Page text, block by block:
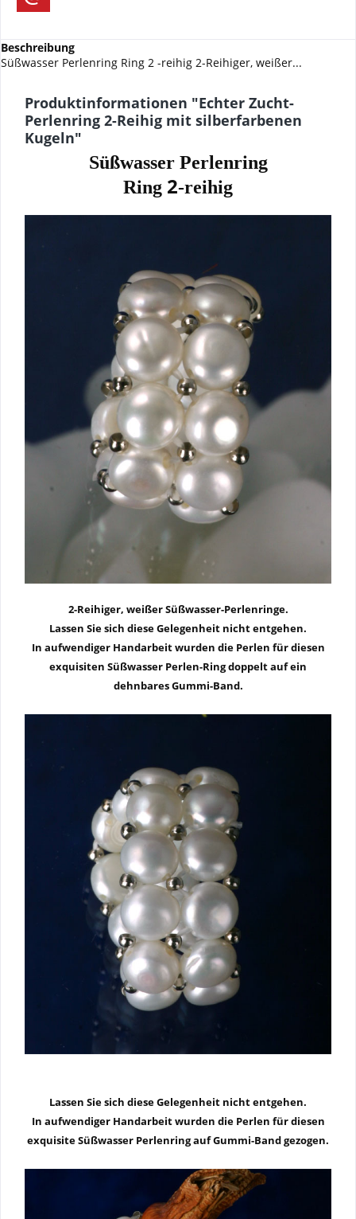
Beschreibung
Süßwasser Perlenring Ring 2 -reihig 2-Reihiger, weißer...
Produktinformationen "Echter Zucht-
Perlenring 2-Reihig mit silberfarbenen
Kugeln"
Süßwasser Perlenring
Ring 2-reihig
2-Reihiger, weißer Süßwasser-Perlenringe.
Lassen Sie sich diese Gelegenheit nicht entgehen.
In aufwendiger Handarbeit wurden die Perlen für diesen
exquisiten Süßwasser Perlen-Ring doppelt auf ein
dehnbares Gummi-Band.
Lassen Sie sich diese Gelegenheit nicht entgehen.
In aufwendiger Handarbeit wurden die Perlen für diesen
exquisite Süßwasser Perlenring auf Gummi-Band gezogen.